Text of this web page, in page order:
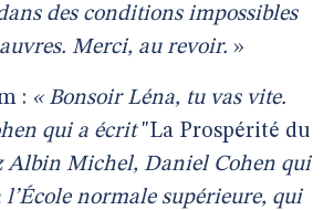
des conditions impossibles
Merci, au revoir. »
: « Bonsoir Léna, tu vas vite.
qui a écrit"La Prospérité du
Albin Michel, Daniel Cohen qui
l’École normale supérieure, qui